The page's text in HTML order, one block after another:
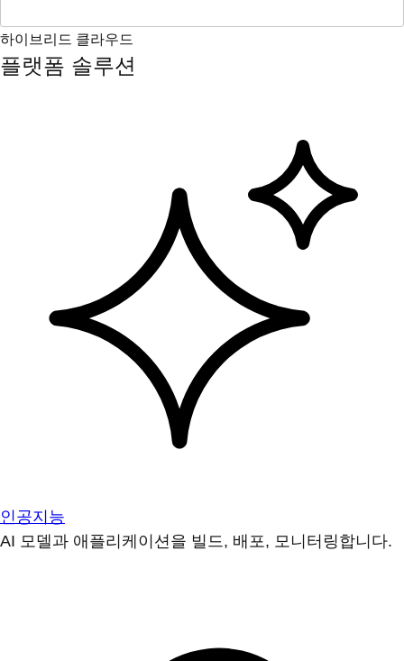
하이브리드 클라우드
플랫폼 솔루션
인공지능
AI 모델과 애플리케이션을 빌드, 배포, 모니터링합니다.